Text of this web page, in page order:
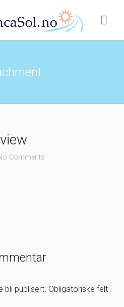
Comments
bli publisert. Obligatoriske felt